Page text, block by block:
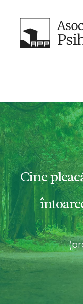
Cine